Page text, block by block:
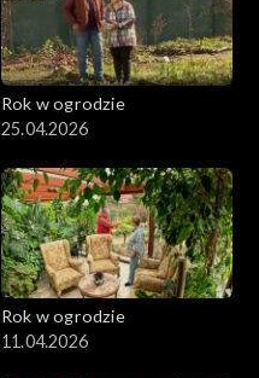
Rok w ogrodzie
25.04.2026
Rok w ogrodzie
11.04.2026